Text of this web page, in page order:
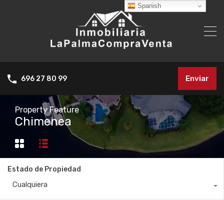
696 27 80 99 Enviar
Property Feature
Chimenea
Estado de Propiedad
Cualquiera
Spanish